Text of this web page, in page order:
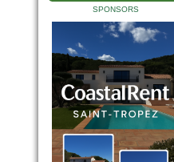
SPONSORS